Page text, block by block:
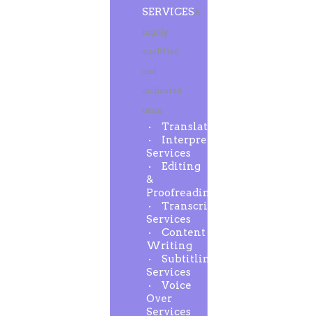
SERVICESA
highly
qualified
and
dedicated
team
Translation
Interpreting
Services
Editing
&
Proofreading
Transcription
Services
Content
Writing
Subtitling
Services
Voice
Over
Services